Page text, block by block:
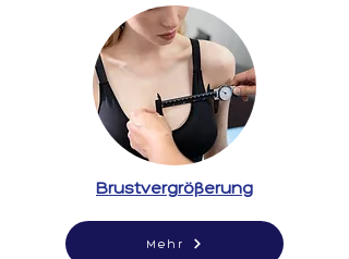
Brustvergrößerung
Mehr